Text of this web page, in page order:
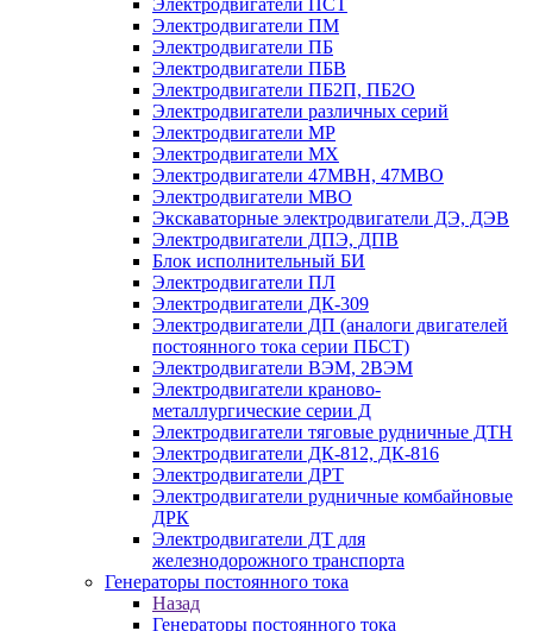
Электродвигатели ПСТ
Электродвигатели ПМ
Электродвигатели ПБ
Электродвигатели ПБВ
Электродвигатели ПБ2П, ПБ2О
Электродвигатели различных серий
Электродвигатели МР
Электродвигатели MX
Электродвигатели 47MBH, 47МВО
Электродвигатели MBO
Экскаваторные электродвигатели ДЭ, ДЭВ
Электродвигатели ДПЭ, ДПВ
Блок исполнительный БИ
Электродвигатели ПЛ
Электродвигатели ДК-309
Электродвигатели ДП (аналоги двигателей
постоянного тока серии ПБСТ)
Электродвигатели ВЭМ, 2ВЭМ
Электродвигатели краново-
металлургические серии Д
Электродвигатели тяговые рудничные ДТН
Электродвигатели ДК-812, ДК-816
Электродвигатели ДРТ
Электродвигатели рудничные комбайновые
ДРК
Электродвигатели ДТ для
железнодорожного транспорта
Генераторы постоянного тока
Назад
Генераторы постоянного тока